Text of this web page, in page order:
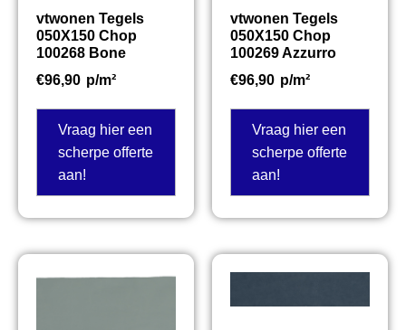
vtwonen Tegels
050X150 Chop
100268 Bone
€96,90 p/m²
Vraag hier een
scherpe offerte
aan!
vtwonen Tegels
050X150 Chop
100269 Azzurro
€96,90 p/m²
Vraag hier een
scherpe offerte
aan!